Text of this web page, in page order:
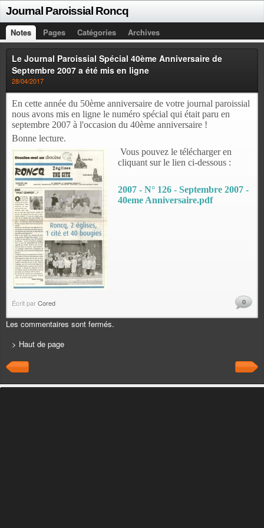
Journal Paroissial Roncq
Notes Pages Catégories Archives
Le Journal Paroissial Spécial 40ème Anniversaire de
Septembre 2007 a été mis en ligne
28/04/2017
En cette année du 50ème anniversaire de votre journal paroissial
nous avons mis en ligne le numéro spécial qui était paru en
septembre 2007 à l'occasion du 40ème anniversaire !
Bonne lecture.
Vous pouvez le télécharger en
cliquant sur le lien ci-dessous :
2007 - N° 126 - Septembre 2007 -
40eme Anniversaire.pdf
Écrit parCored 0
Les commentaires sont fermés.
> Haut de page